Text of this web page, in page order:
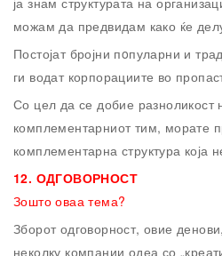
можам да предвидам како ќе
Постојат бројни пoпуларни и
ги водат корпорациите во
Со цел да се добие разноликост
комплементарниот тим, морате
комплементарна структура која
12. ОДГОВОРНОСТ
Зошто оваа тема?
Зборот одговорност, овие
неколку компании одеа со